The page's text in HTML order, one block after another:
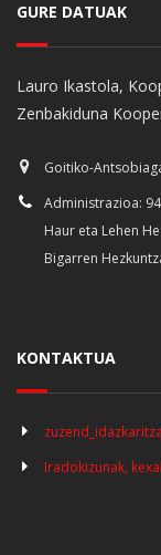
GURE DATUAK
Lauro Ikastola,
Zenbakiduna
Goitiko-
Administrazioa:
Haur eta Lehen
Bigarren
KONTAKTUA
Iradokizunak,